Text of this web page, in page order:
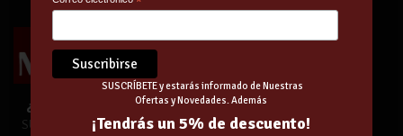
¿Te unes a Nuestra Comunidad?
SUSCRÍBETE y estarás informado de
SUSCRÍBETE y estarás informado de Nuestras
Ofertas y Novedades. Además
¡Tendrás un 5% de descuento!